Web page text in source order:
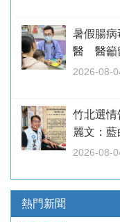
暑假腸病
醫 醫籲
2026-08-
竹北選
麗文：
2026-08-
熱門新聞